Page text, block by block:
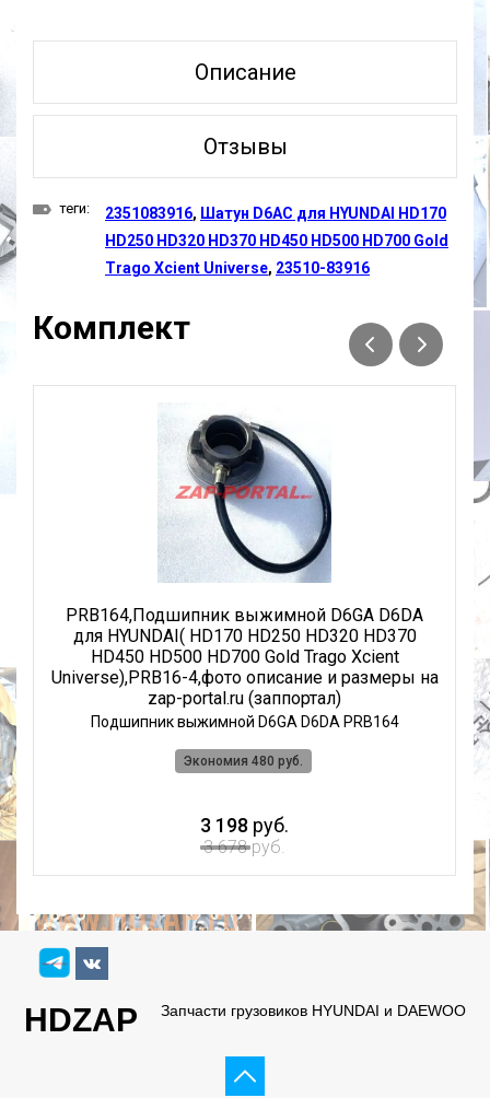
Описание
Отзывы
теги: 2351083916, Шатун D6AC для HYUNDAI HD170
HD250 HD320 HD370 HD450 HD500 HD700 Gold
Trago Xcient Universe, 23510-83916
Комплект
PRB164,Подшипник выжимной D6GA D6DA
для HYUNDAI( HD170 HD250 HD320 HD370
HD450 HD500 HD700 Gold Trago Xcient
Universe),PRB16-4,фото описание и размеры на
zap-portal.ru (заппортал)
Подшипник выжимной D6GA D6DA PRB164
Экономия 480 руб.
3 198 руб.
3 678руб.
HDZAP Запчасти грузовиков HYUNDAI и DAEWOO